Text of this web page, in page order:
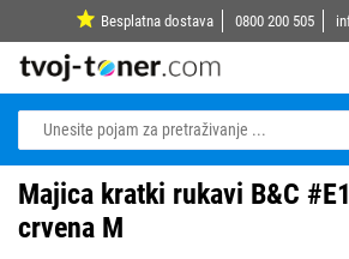
Besplatna dostava 0800 200 505
Majica kratki rukavi B&C
crvena M